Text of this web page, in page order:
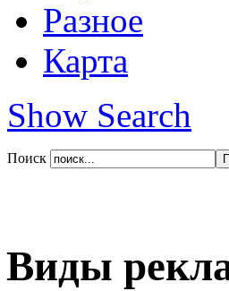
Разное
Карта
Show Search
Поиск
Виды